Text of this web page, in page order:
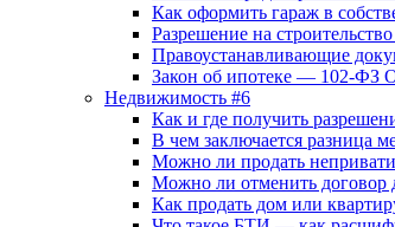
Как оформить гараж в
Разрешение на
Правоустанавливающие
Закон об ипотеке — 102-ФЗ
Недвижимость #6
Как и где получить
В чем заключается разница
Можно ли продать
Можно ли отменить договор
Как продать дом или